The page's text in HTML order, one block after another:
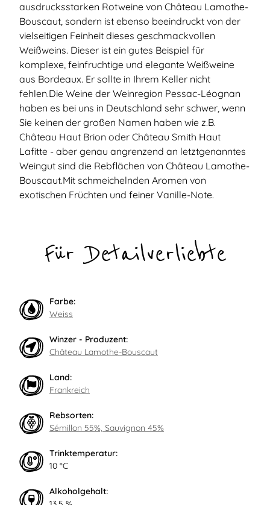
ausdrucksstarken Rotweine von Château Lamothe-
Bouscaut, sondern ist ebenso beeindruckt von der
vielseitigen Feinheit dieses geschmackvollen
Weißweins. Dieser ist ein gutes Beispiel für
komplexe, feinfruchtige und elegante Weißweine
aus Bordeaux. Er sollte in Ihrem Keller nicht
fehlen.Die Weine der Weinregion Pessac-Léognan
haben es bei uns in Deutschland sehr schwer, wenn
Sie keinen der großen Namen haben wie z.B.
Château Haut Brion oder Château Smith Haut
Lafitte - aber genau angrenzend an letztgenanntes
Weingut sind die Rebflächen von Château Lamothe-
Bouscaut.Mit schmeichelnden Aromen von
exotischen Früchten und feiner Vanille-Note.
Für Detailverliebte
Farbe:
Weiss
Winzer - Produzent:
Château Lamothe-Bouscaut
Land:
Frankreich
Rebsorten:
Sémillon 55%, Sauvignon 45%
Trinktemperatur:
10 °C
Alkoholgehalt: